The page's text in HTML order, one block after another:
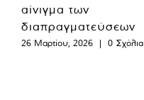
αίνιγμα των
διαπραγματεύσεων
26 Μαρτίου, 2026 | 0 Σχόλια